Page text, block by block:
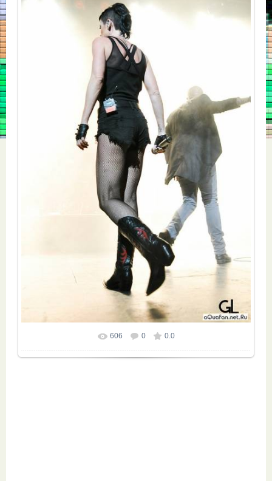
Размер фотографии: 680x1024
606 0 0.0